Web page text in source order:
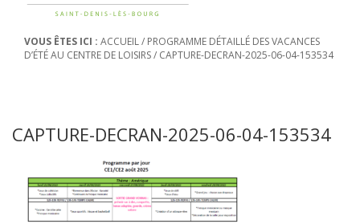
VOUS ÊTES ICI : ACCUEIL/ PROGRAMME DÉTAILLÉ DES VACANCES
D’ÉTÉ AU CENTRE DE LOISIRS/ CAPTURE-DECRAN-2025-06-04-153534
CAPTURE-DECRAN-2025-06-04-153534